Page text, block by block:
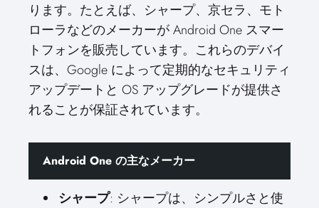
ります。たとえば、シャープ、京セラ、モト
ローラなどのメーカーが Android One スマー
トフォンを販売しています。これらのデバイ
スは、Google によって定期的なセキュリティ
アップデートと OS アップグレードが提供さ
れることが保証されています。
Android One の主なメーカー
シャープ: シャープは、シンプルさと使